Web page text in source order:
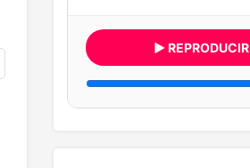
▶ REPRODUCIR